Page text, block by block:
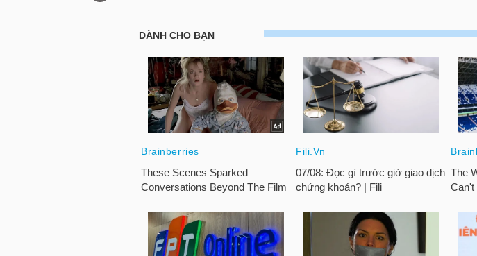
MBB: Quyết định HĐQT thay đổi địa điểm PGD Tân Mai và